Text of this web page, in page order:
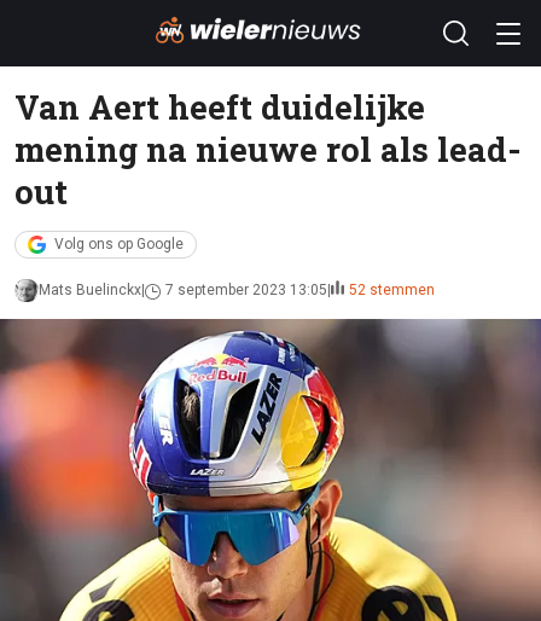
Van Aert heeft duidelijke
mening na nieuwe rol als lead-
out
Volg ons op Google
Mats Buelinckx 7 september 2023 13:05 52 stemmen